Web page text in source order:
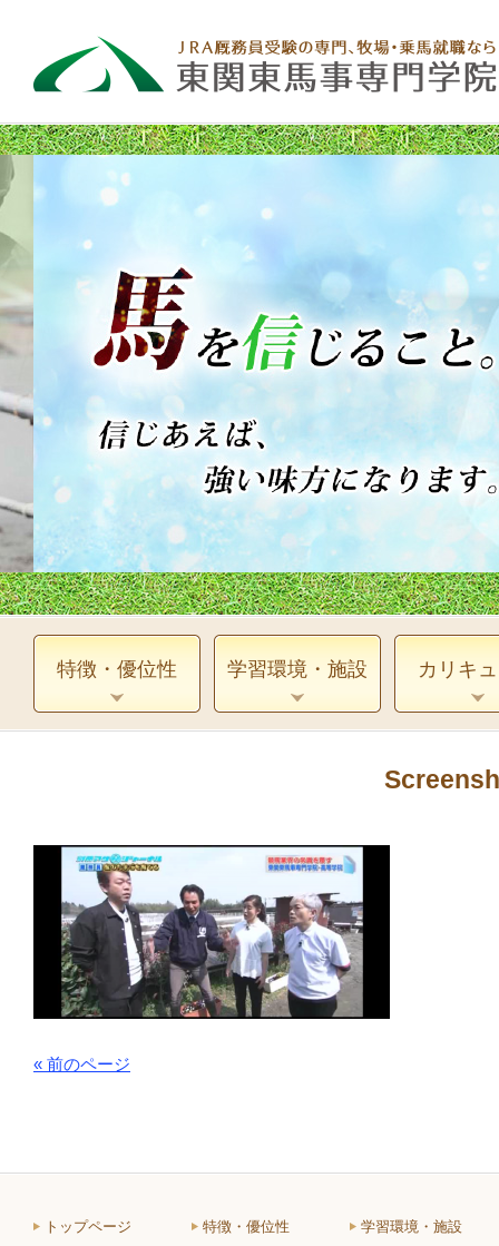
特徴・優位性 学習環境・施設 カリキ
« 前のページ
トップページ 特徴・優位性 学習環境・施設